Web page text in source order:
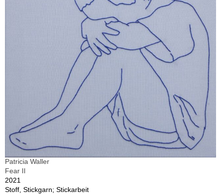
Patricia Waller
Fear II
2021
Stoff, Stickgarn; Stickarbeit